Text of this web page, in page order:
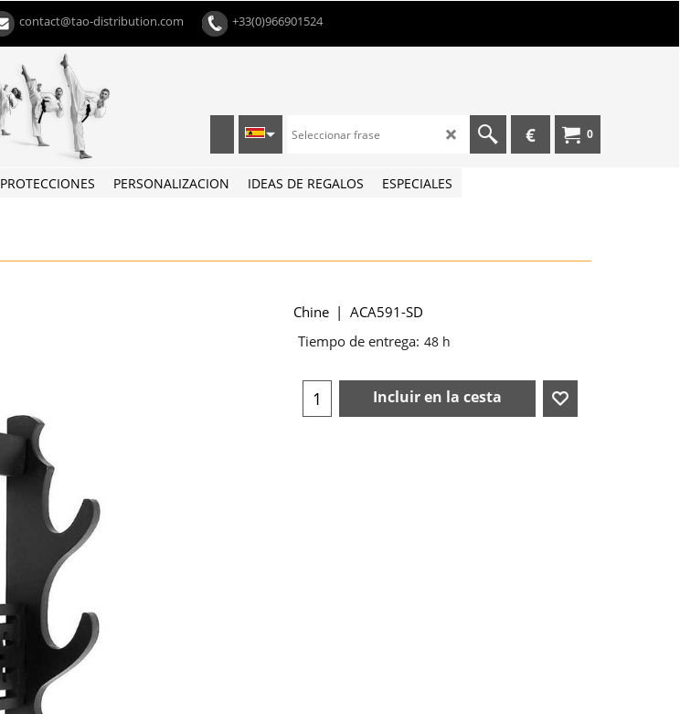
contact@tao-distribution.com +33(0)966901524
0
€
PROTECCIONES PERSONALIZACION IDEAS DE REGALOS ESPECIALES
Chine
ACA591-SD
Tiempo de entrega: 48 h
Incluir en la cesta